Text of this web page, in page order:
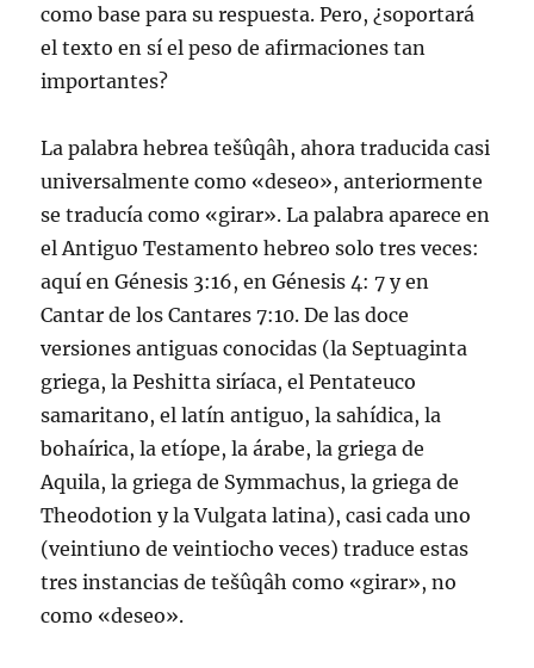
como base para su respuesta. Pero, ¿soportará
el texto en sí el peso de afirmaciones tan
importantes?
La palabra hebrea tešûqâh, ahora traducida casi
universalmente como «deseo», anteriormente
se traducía como «girar». La palabra aparece en
el Antiguo Testamento hebreo solo tres veces:
aquí en Génesis 3:16, en Génesis 4: 7 y en
Cantar de los Cantares 7:10. De las doce
versiones antiguas conocidas (la Septuaginta
griega, la Peshitta siríaca, el Pentateuco
samaritano, el latín antiguo, la sahídica, la
bohaírica, la etíope, la árabe, la griega de
Aquila, la griega de Symmachus, la griega de
Theodotion y la Vulgata latina), casi cada uno
(veintiuno de veintiocho veces) traduce estas
tres instancias de tešûqâh como «girar», no
como «deseo».